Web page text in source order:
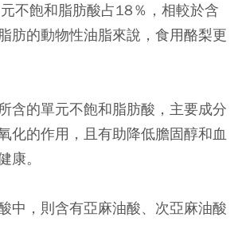
不飽和脂肪酸占18％，相較於含
肪的動物性油脂來說，食用酪梨更
含的單元不飽和脂肪酸，主要成分
化的作用，且有助降低膽固醇和血
康。
中，則含有亞麻油酸、次亞麻油酸